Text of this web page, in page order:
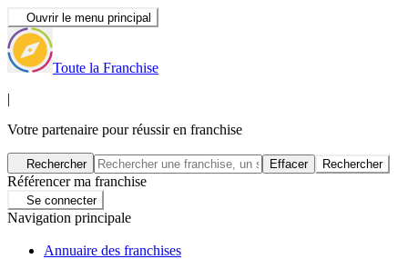
Ouvrir le menu principal
Toute la Franchise
|
Votre partenaire pour réussir en franchise
Rechercher Effacer Rechercher
Référencer ma franchise
Se connecter
Navigation principale
Annuaire des franchises